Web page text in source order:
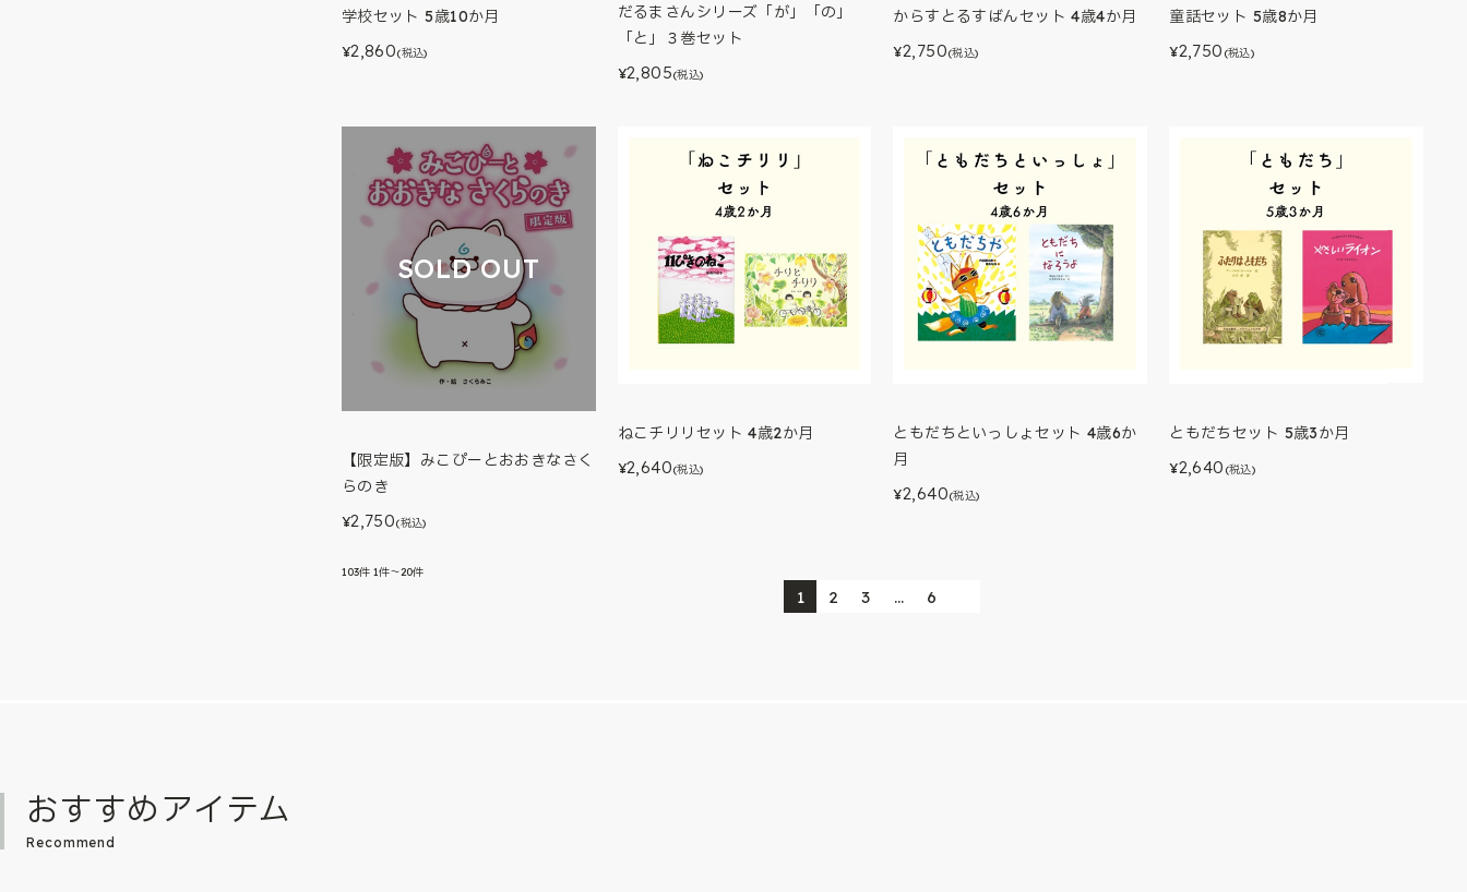
学校セット 5歳10か月
¥2,860(税込)
だるまさんシリーズ「が」「の」
「と」３巻セット
¥2,805(税込)
からすとるすばんセット 4歳4か月
¥2,750(税込)
童話セット 5歳8か月
¥2,750 (税込)
SOLD OUT
【限定版】みこぴーとおおきなさく
らのき
¥2,750(税込)
ねこチリリセット 4歳2か月
¥2,640(税込)
ともだちといっしょセット 4歳6か
月
¥2,640(税込)
ともだちセット 5歳3か月
¥2,640 (税込)
103件 1件～20件
1 2 3 … 6
おすすめアイテム
Recommend